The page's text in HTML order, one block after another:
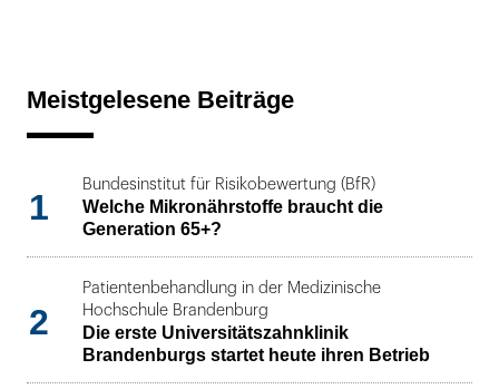
Meistgelesene Beiträge
1
Bundesinstitut für Risikobewertung (BfR)
Welche Mikronährstoffe braucht die
Generation 65+?
2
Patientenbehandlung in der Medizinische
Hochschule Brandenburg
Die erste Universitätszahnklinik
Brandenburgs startet heute ihren Betrieb